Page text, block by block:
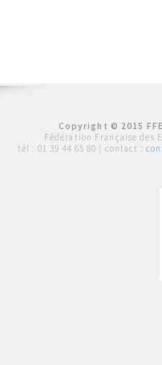
Copyright © 2015
Fédération Française des
tél : 01 39 44 65 80 | contact :